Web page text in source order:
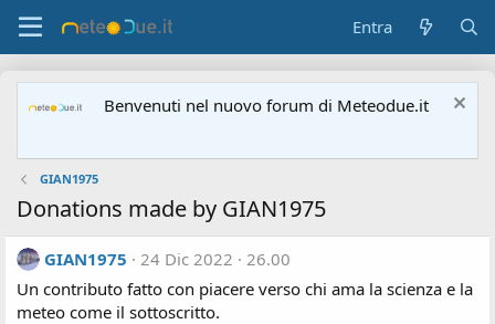
Entra
Benvenuti nel nuovo forum di Meteodue.it
GIAN1975
Donations made by GIAN1975
GIAN1975 24 Dic 2022
26.00
Un contributo fatto con piacere verso chi ama la scienza e la
meteo come il sottoscritto.